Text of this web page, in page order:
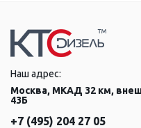
Наш адрес:
Москва, МКАД 32 км,
43Б
+7 (495) 204 27 05